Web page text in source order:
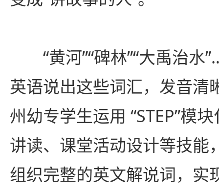
“黄河”“碑林”“大禹治
英语说出这些词汇，发音清
州幼专学生运用 “STEP”模
讲读、课堂活动设计等技能
组织完整的英文解说词，